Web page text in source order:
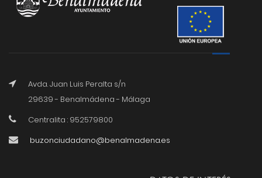
Avda. Juan Luis Peralta s/n
29639 - Benalmádena - Málaga
Centralita : 952579800
buzonciudadano@benalmadena.es